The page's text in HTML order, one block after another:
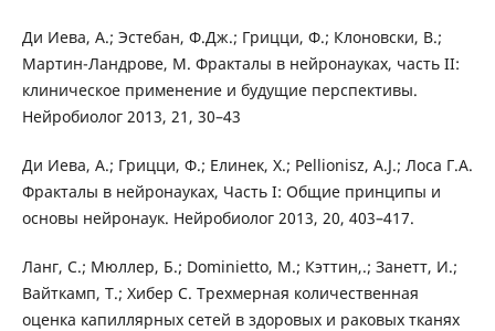
Ди Иева, А.; Эстебан, Ф.Дж.; Грицци, Ф.; Клоновски, В.;
Мартин-Ландрове, М. Фракталы в нейронауках, часть II:
клиническое применение и будущие перспективы.
Нейробиолог 2013, 21, 30–43
Ди Иева, А.; Грицци, Ф.; Елинек, Х.; Pellionisz, A.J.; Лоса Г.А.
Фракталы в нейронауках, Часть I: Общие принципы и
основы нейронаук. Нейробиолог 2013, 20, 403–417.
Ланг, С.; Мюллер, Б.; Dominietto, M.; Кэттин,.; Занетт, И.;
Вайткамп, Т.; Хибер С. Трехмерная количественная
оценка капиллярных сетей в здоровых и раковых тканях